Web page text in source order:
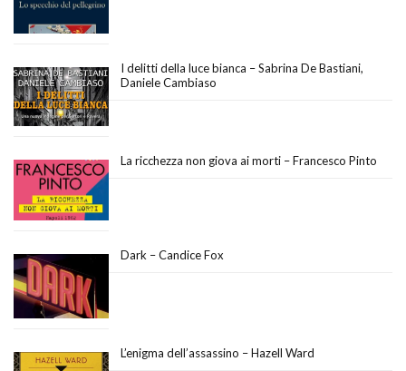
I delitti della luce bianca – Sabrina De Bastiani,
Daniele Cambiaso
La ricchezza non giova ai morti – Francesco Pinto
Dark – Candice Fox
L’enigma dell’assassino – Hazell Ward